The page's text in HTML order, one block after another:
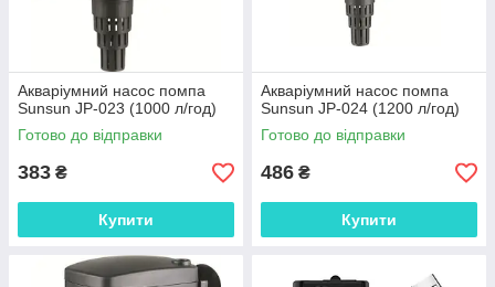
Акваріумний насос помпа
Sunsun JP-023 (1000 л/год)
Готово до відправки
383 ₴
Купити
Акваріумний насос помпа
Sunsun JP-024 (1200 л/год)
Готово до відправки
486 ₴
Купити